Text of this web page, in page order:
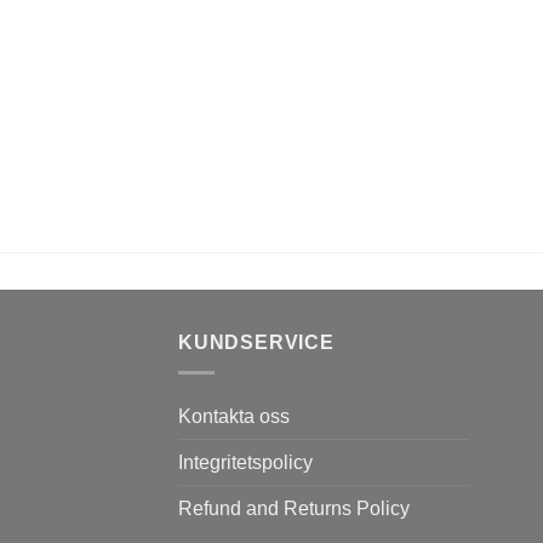
KUNDSERVICE
Kontakta oss
Integritetspolicy
Refund and Returns Policy